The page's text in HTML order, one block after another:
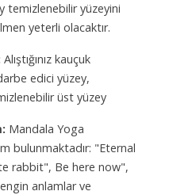
temizlenebilir yüzeyini
yeterli olacaktır.
Alıştığınız kauçuk
edici yüzey,
üst yüzey
Mandala Yoga
bulunmaktadır: "Eternal
rabbit", Be here now",
anlamlar ve